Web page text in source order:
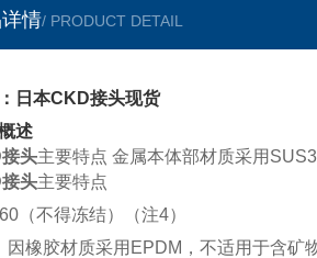
情/ PRODUCT DETAIL
日本CKD接头现货
述
头主要特点 金属本体部材质采用
头主要特点
（不得冻结）（注4）
因橡胶材质采用EPDM，不适用于含矿